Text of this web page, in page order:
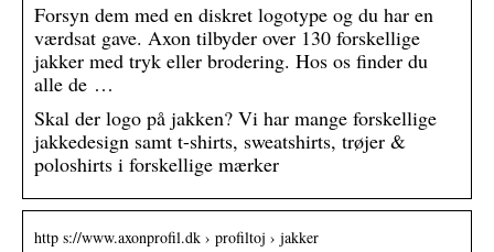
Forsyn dem med en diskret logotype og du har en
værdsat gave. Axon tilbyder over 130 forskellige
jakker med tryk eller brodering. Hos os finder du
alle de …
Skal der logo på jakken? Vi har mange forskellige
jakkedesign samt t-shirts, sweatshirts, trøjer &
poloshirts i forskellige mærker
http s://www.axonprofil.dk › profiltoj › jakker